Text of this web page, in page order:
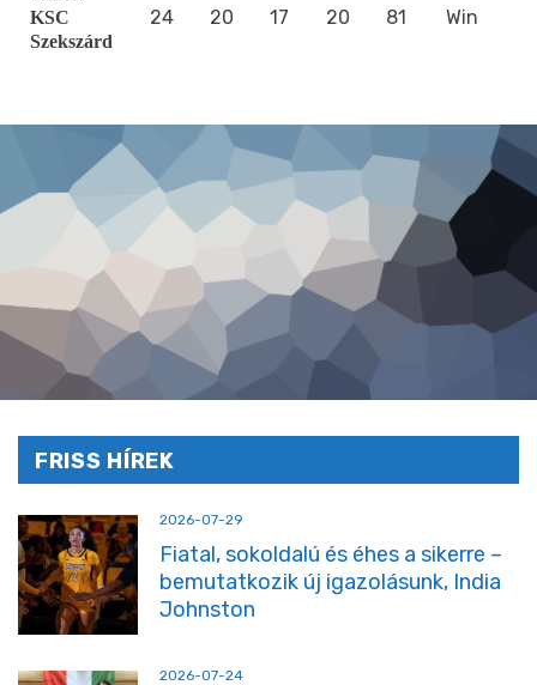
KSC
Szekszárd
24 20 17 20 81 Win
FRISS HÍREK
2026-07-29
Fiatal, sokoldalú és éhes a sikerre –
bemutatkozik új igazolásunk, India
Johnston
2026-07-24